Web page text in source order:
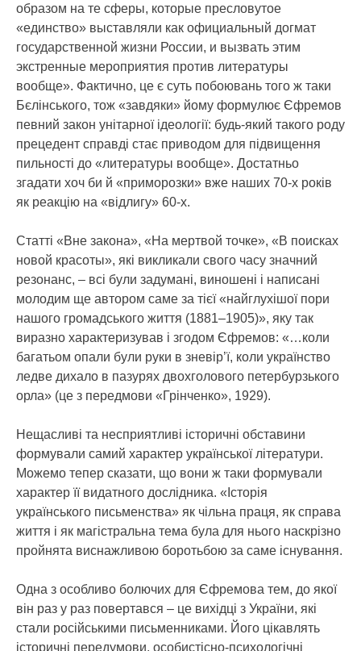
образом на те сферы, которые пресловутое
«единство» выставляли как официальный догмат
государственной жизни России, и вызвать этим
экстренные мероприятия против литературы
вообще». Фактично, це є суть побоювань того ж таки
Бєлінського, тож «завдяки» йому формулює Єфремов
певний закон унітарної ідеології: будь-який такого роду
прецедент справді стає приводом для підвищення
пильності до «литературы вообще». Достатньо
згадати хоч би й «приморозки» вже наших 70-х років
як реакцію на «відлигу» 60-х.
Статті «Вне закона», «На мертвой точке», «В поисках
новой красоты», які викликали свого часу значний
резонанс, – всі були задумані, виношені і написані
молодим ще автором саме за тієї «найглухішої пори
нашого громадського життя (1881–1905)», яку так
виразно характеризував і згодом Єфремов: «…коли
багатьом опали були руки в зневір’ї, коли українство
ледве дихало в пазурях двохголового петербурзького
орла» (це з передмови «Грінченко», 1929).
Нещасливі та несприятливі історичні обставини
формували самий характер української літератури.
Можемо тепер сказати, що вони ж таки формували
характер її видатного дослідника. «Історія
українського письменства» як чільна праця, як справа
життя і як магістральна тема була для нього наскрізно
пройнята виснажливою боротьбою за саме існування.
Одна з особливо болючих для Єфремова тем, до якої
він раз у раз повертався – це вихідці з України, які
стали російськими письменниками. Його цікавлять
історичні передумови, особистісно-психологічні